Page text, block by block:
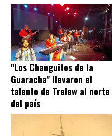
"Los Changuitos de la
Guaracha" llevaron el
talento de Trelew al norte
del país